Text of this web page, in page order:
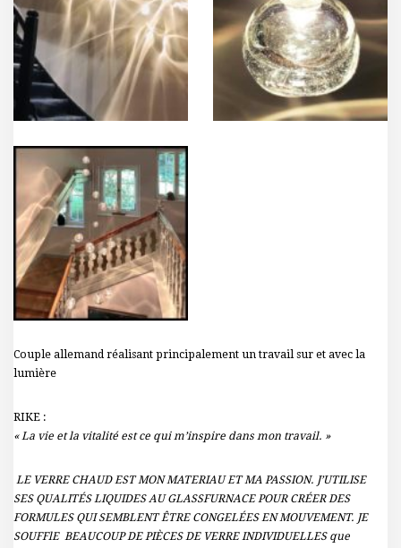
Couple allemand réalisant principalement un travail sur et avec la
lumière
RIKE :
« La vie et la vitalité est ce qui m’inspire dans mon travail. »
LE VERRE CHAUD EST MON MATERIAU ET MA PASSION. J’UTILISE
SES QUALITÉS LIQUIDES AU GLASSFURNACE POUR CRÉER DES
FORMULES QUI SEMBLENT ÊTRE CONGELÉES EN MOUVEMENT. JE
SOUFFlE BEAUCOUP DE PIÈCES DE VERRE INDIVIDUELLES que